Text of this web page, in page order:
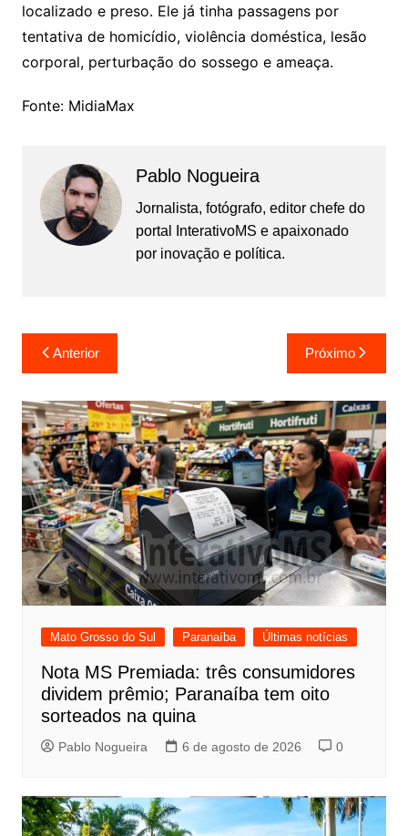
localizado e preso. Ele já tinha passagens por
tentativa de homicídio, violência doméstica, lesão
corporal, perturbação do sossego e ameaça.
Fonte: MidiaMax
Pablo Nogueira
Jornalista, fotógrafo, editor chefe do
portal InterativoMS e apaixonado
por inovação e política.
Navegação
de
Post
Anterior Próximo
Mato Grosso do Sul Paranaíba Últimas notícias
Nota MS Premiada: três consumidores
dividem prêmio; Paranaíba tem oito
sorteados na quina
Pablo Nogueira 6 de agosto de 2026 0